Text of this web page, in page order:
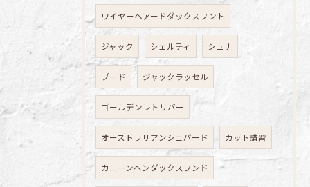
ワイヤーヘアードダックスフント
ジャック シェルティ シュナ
プード ジャックラッセル
ゴールデンレトリバー
オーストラリアンシェパード カット講習
カニーンヘンダックスフンド